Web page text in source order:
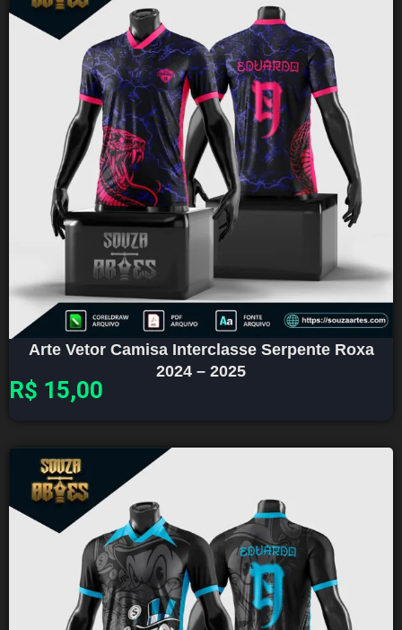
Arte Vetor Camisa Interclasse Serpente Roxa
2024 – 2025
R$ 15,00